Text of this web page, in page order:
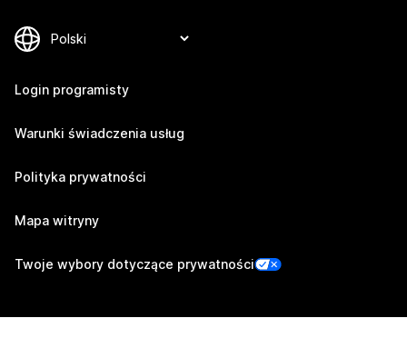
Login programisty
Warunki świadczenia usług
Polityka prywatności
Mapa witryny
Twoje wybory dotyczące prywatności